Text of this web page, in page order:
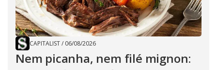
CAPITALIST/ 06/08/2026
Nem picanha, nem filé mignon: